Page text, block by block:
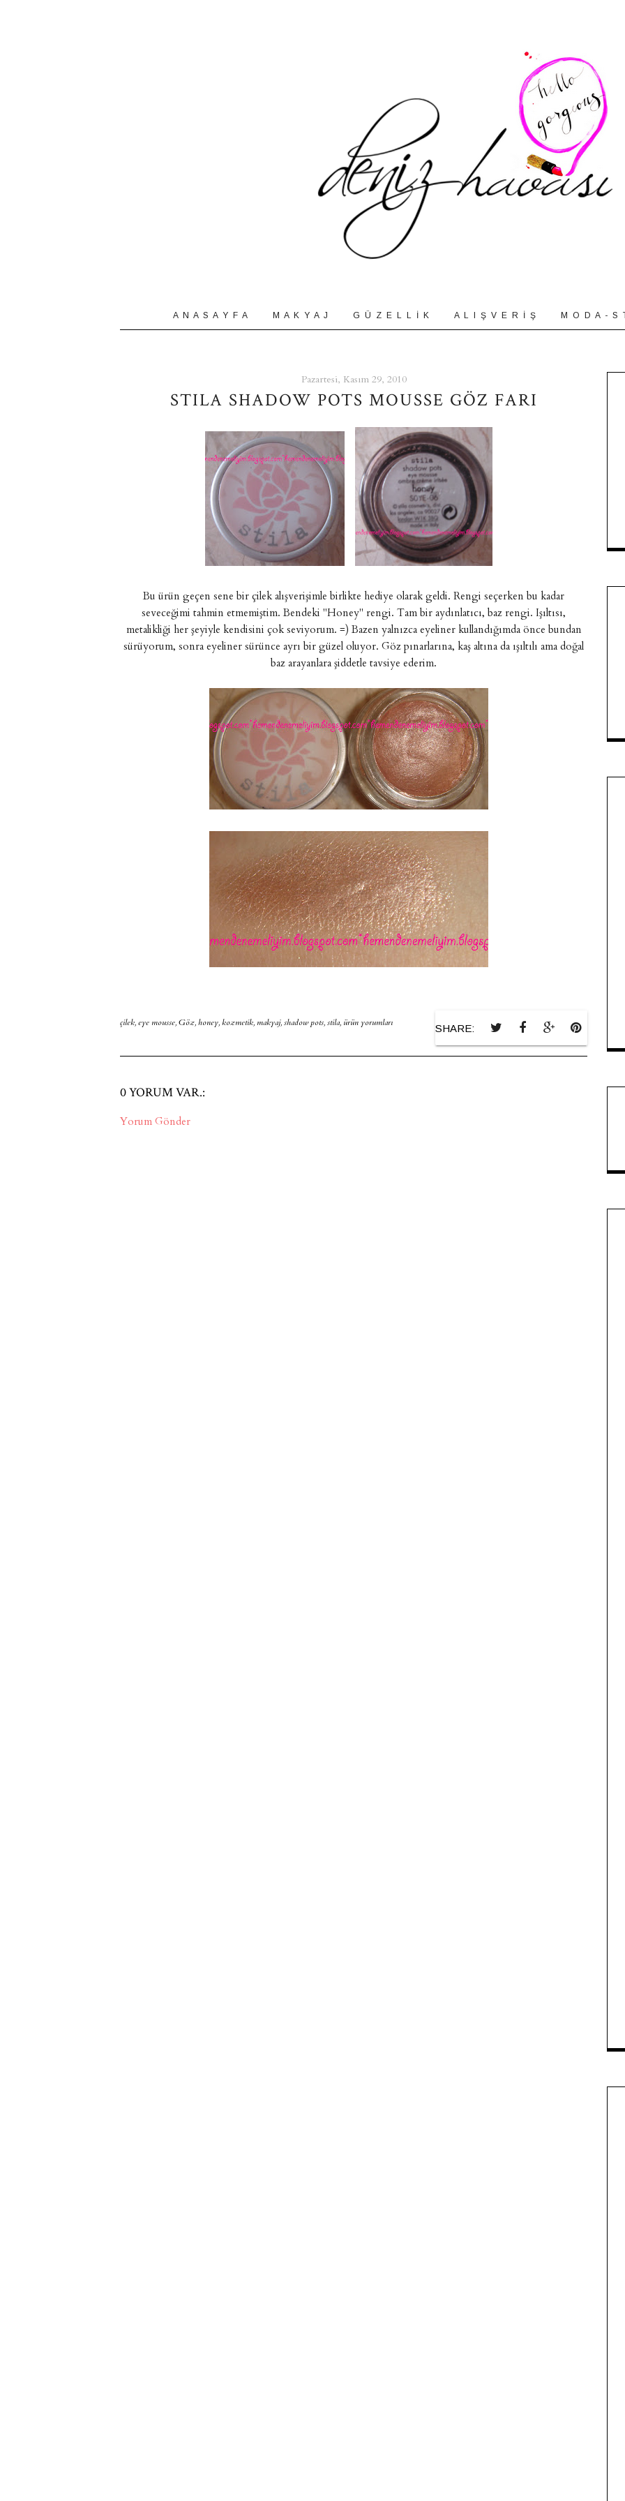
A N A S A Y F A M A K Y A J G Ü Z E L L İ K A L I Ş V E R İ Ş M O D A - S
Pazartesi, Kasım 29, 2010
STILA SHADOW POTS MOUSSE GÖZ FARI
Bu ürün geçen sene bir çilek alışverişimle birlikte hediye olarak geldi. Rengi seçerken bu kadar
seveceğimi tahmin etmemiştim. Bendeki "Honey" rengi. Tam bir aydınlatıcı, baz rengi. Işıltısı,
metalikliği her şeyiyle kendisini çok seviyorum. =) Bazen yalnızca eyeliner kullandığımda önce bundan
sürüyorum, sonra eyeliner sürünce ayrı bir güzel oluyor. Göz pınarlarına, kaş altına da ışıltılı ama doğal
baz arayanlara şiddetle tavsiye ederim.
çilek,eye mousse,Göz,honey,kozmetik, makyaj,shadow pots,stila, ürün yorumları SHARE:
0 YORUM VAR.:
Yorum Gönder